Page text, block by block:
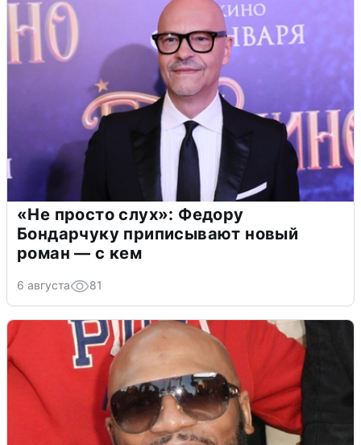
«Не просто слух»: Федору
Бондарчуку приписывают новый
роман — с кем
6 августа 81